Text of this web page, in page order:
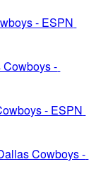
- ESPN
-
- ESPN
Cowboys -